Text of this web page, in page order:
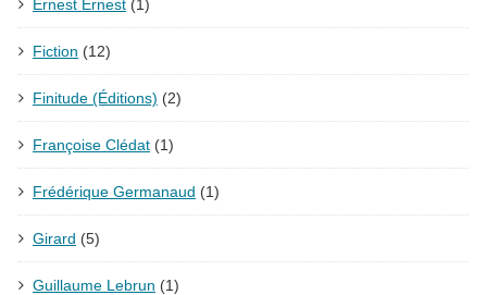
Ernest Ernest (1)
Fiction (12)
Finitude (Éditions) (2)
Françoise Clédat (1)
Frédérique Germanaud (1)
Girard (5)
Guillaume Lebrun (1)